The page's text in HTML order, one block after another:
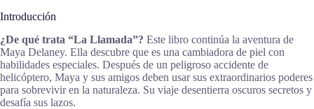
Introducción
¿De qué trata “La Llamada”? Este libro continúa la aventura de
Maya Delaney. Ella descubre que es una cambiadora de piel con
habilidades especiales. Después de un peligroso accidente de
helicóptero, Maya y sus amigos deben usar sus extraordinarios poderes
para sobrevivir en la naturaleza. Su viaje desentierra oscuros secretos y
desafía sus lazos.